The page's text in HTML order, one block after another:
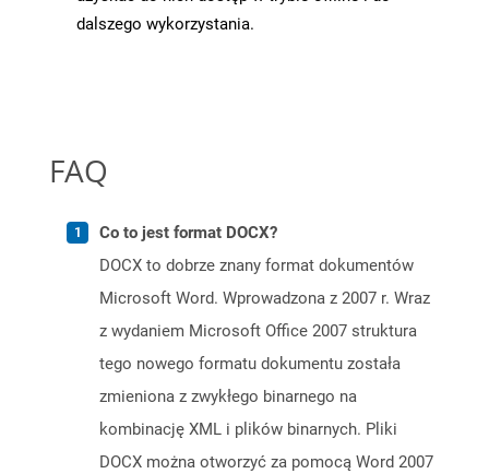
dalszego wykorzystania.
FAQ
Co to jest format DOCX?
DOCX to dobrze znany format dokumentów
Microsoft Word. Wprowadzona z 2007 r. Wraz
z wydaniem Microsoft Office 2007 struktura
tego nowego formatu dokumentu została
zmieniona z zwykłego binarnego na
kombinację XML i plików binarnych. Pliki
DOCX można otworzyć za pomocą Word 2007